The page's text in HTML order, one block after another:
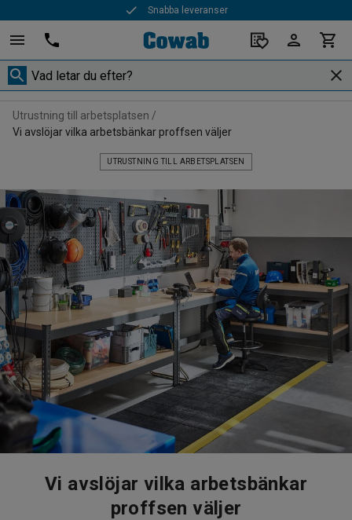
90 års erfarenhet
Utrustning till arbetsplatsen
Vi avslöjar vilka arbetsbänkar proffsen väljer
UTRUSTNING TILL ARBETSPLATSEN
Vi avslöjar vilka arbetsbänkar
proffsen väljer